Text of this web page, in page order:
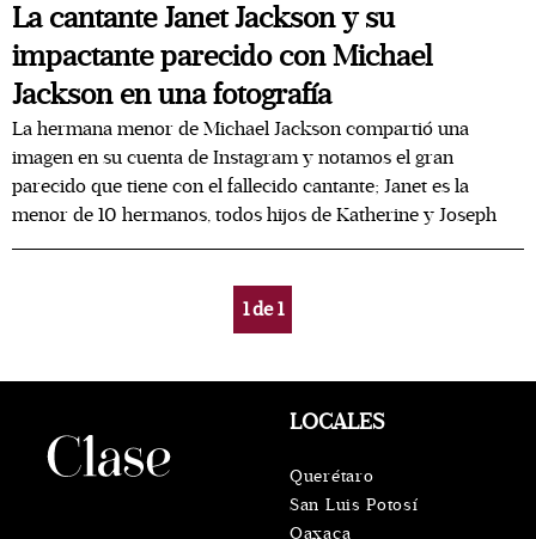
La cantante Janet Jackson y su
impactante parecido con Michael
Jackson en una fotografía
La hermana menor de Michael Jackson compartió una
imagen en su cuenta de Instagram y notamos el gran
parecido que tiene con el fallecido cantante; Janet es la
menor de 10 hermanos, todos hijos de Katherine y Joseph
1de1
LOCALES
Querétaro
San Luis Potosí
Oaxaca